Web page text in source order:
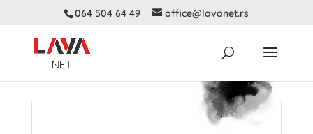
064 504 64 49 office@lavanet.rs